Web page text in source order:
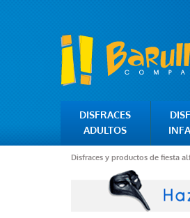
DISFRACES
ADULTOS
Disfraces y productos de fiesta